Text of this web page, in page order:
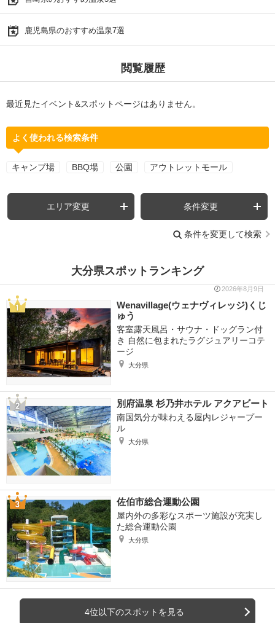
鹿児島県のおすすめ温泉7選
閲覧履歴
最近見たイベント&スポットページはありません。
よく使われる検索条件
キャンプ場 BBQ場 公園 アウトレットモール
エリア変更 条件変更
条件を変更して検索
大分県スポットランキング
2026年8月9日
Wenavillage(ウェナヴィレッジ)くじ
ゅう
客室露天風呂・サウナ・ドッグラン付
き 自然に包まれたラグジュアリーコテ
ージ
大分県
別府温泉 杉乃井ホテル アクアビート
南国気分が味わえる屋内レジャープー
ル
大分県
佐伯市総合運動公園
屋内外の多彩なスポーツ施設が充実し
た総合運動公園
大分県
4位以下のスポットを見る